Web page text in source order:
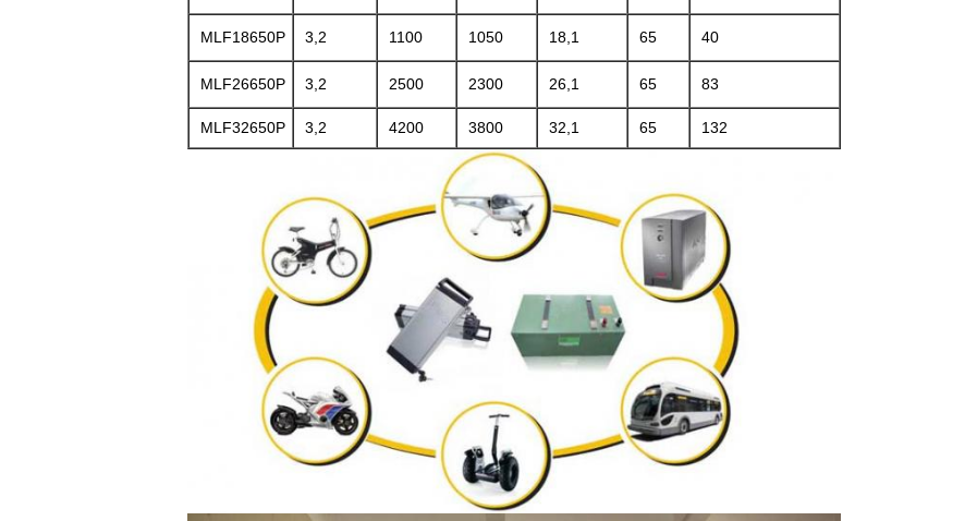
MLF18650P 3,2 1100 1050 18,1 65 40
MLF26650P 3,2 2500 2300 26,1 65 83
MLF32650P 3,2 4200 3800 32,1 65 132